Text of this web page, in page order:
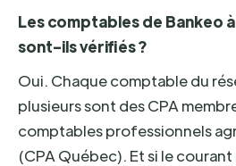
Les comptables de Bankeo
sont-ils vérifiés ?
Oui. Chaque comptable du
plusieurs sont des CPA
comptables professionnels
(CPA Québec). Et si le courant